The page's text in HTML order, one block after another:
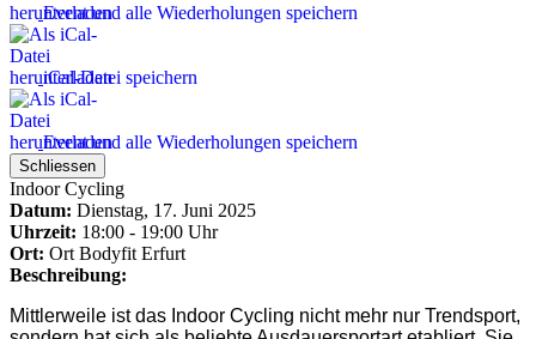
Event und alle Wiederholungen speichern
iCal-Datei speichern
Event und alle Wiederholungen speichern
Schliessen
Indoor Cycling
Datum: Dienstag, 17. Juni 2025
Uhrzeit: 18:00 - 19:00 Uhr
Ort: Ort Bodyfit Erfurt
Beschreibung:
Mittlerweile ist das Indoor Cycling nicht mehr nur Trendsport,